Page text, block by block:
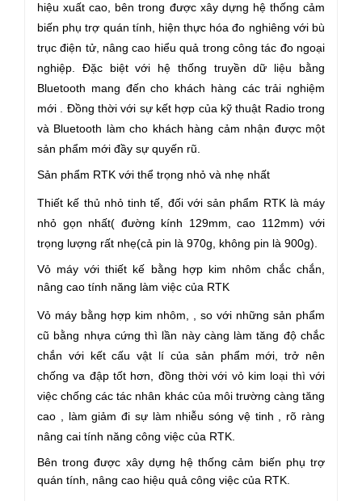
hiệu xuất cao, bên trong được xây dựng hệ thống cảm
biến phụ trợ quán tính, hiện thực hóa đo nghiêng với bù
trục điện tử, nâng cao hiểu quả trong công tác đo ngoại
nghiệp. Đặc biệt với hệ thống truyền dữ liệu bằng
Bluetooth mang đến cho khách hàng các trải nghiệm
mới . Đồng thời với sự kết hợp của kỹ thuật Radio trong
và Bluetooth làm cho khách hàng cảm nhận được một
sản phẩm mới đầy sự quyến rũ.
Sản phẩm RTK với thể trọng nhỏ và nhẹ nhất
Thiết kế thủ nhỏ tinh tế, đối với sản phẩm RTK là máy
nhỏ gọn nhất( đường kính 129mm, cao 112mm) với
trọng lượng rất nhẹ(cả pin là 970g, không pin là 900g).
Vỏ máy với thiết kế bằng hợp kim nhôm chắc chắn,
nâng cao tính năng làm việc của RTK
Vỏ máy bằng hợp kim nhôm, , so với những sản phẩm
cũ bằng nhựa cứng thì lần này càng làm tăng độ chắc
chắn với kết cấu vật lí của sản phẩm mới, trở nên
chống va đập tốt hơn, đồng thời với vỏ kim loại thì với
việc chống các tác nhân khác của môi trường càng tăng
cao , làm giảm đi sự làm nhiễu sóng vệ tinh , rõ ràng
nâng cai tính năng công việc của RTK.
Bên trong được xây dựng hệ thống cảm biến phụ trợ
quán tính, nâng cao hiệu quả công việc của RTK.